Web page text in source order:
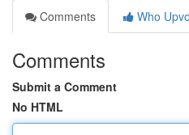
Comments
Who
Comments
Submit a Comment
No HTML